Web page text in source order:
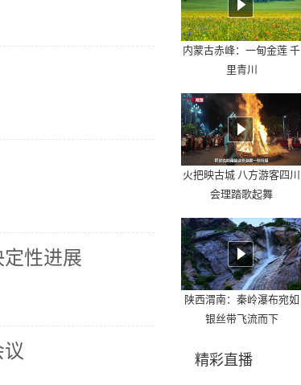
性进展
内蒙古赤峰：一甸金莲 千
里青川
火把映古城 八方游客四川
会理踏歌起舞
陕西渭南：秦岭瀑布宛如
银丝带飞流而下
精彩直播